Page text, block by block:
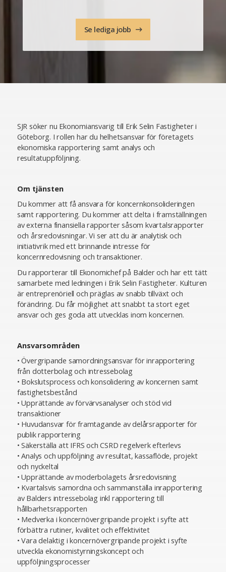
Se lediga jobb
SJR söker nu Ekonomiansvarig till Erik Selin Fastigheter i
Göteborg. I rollen har du helhetsansvar för företagets
ekonomiska rapportering samt analys och
resultatuppföljning.
Om tjänsten
Du kommer att få ansvara för koncernkonsolideringen
samt rapportering. Du kommer att delta i framställningen
av externa finansiella rapporter såsom kvartalsrapporter
och årsredovisningar. Vi ser att du är analytisk och
initiativrik med ett brinnande intresse för
koncernredovisning och transaktioner.
Du rapporterar till Ekonomichef på Balder och har ett tätt
samarbete med ledningen i Erik Selin Fastigheter. Kulturen
är entreprenöriell och präglas av snabb tillväxt och
förändring. Du får möjlighet att snabbt ta stort eget
ansvar och ges goda att utvecklas inom koncernen.
Ansvarsområden
• Övergripande samordningsansvar för inrapportering
från dotterbolag och intressebolag
• Bokslutsprocess och konsolidering av koncernen samt
fastighetsbestånd
• Upprättande av förvärvsanalyser och stöd vid
transaktioner
• Huvudansvar för framtagande av delårsrapporter för
publik rapportering
• Säkerställa att IFRS och CSRD regelverk efterlevs
• Analys och uppföljning av resultat, kassaflöde, projekt
och nyckeltal
• Upprättande av moderbolagets årsredovisning
• Kvartalsvis samordna och sammanställa inrapportering
av Balders intressebolag inkl rapportering till
hållbarhetsrapporten
• Medverka i koncernövergripande projekt i syfte att
förbättra rutiner, kvalitet och effektivitet
• Vara delaktig i koncernövergripande projekt i syfte
utveckla ekonomistyrningskoncept och
uppföljningsprocesser